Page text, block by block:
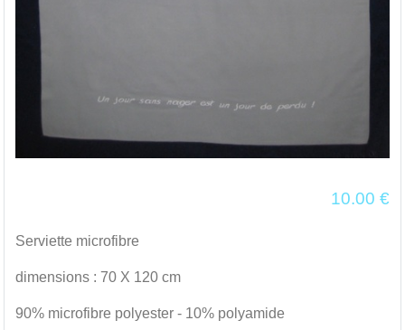
10.00 €
Serviette microfibre
dimensions : 70 X 120 cm
90% microfibre polyester - 10% polyamide